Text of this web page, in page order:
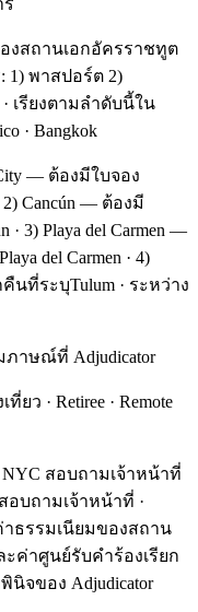
องสถานเอกอัครราชทูต
: 1) พาสปอร์ต 2)
· เรียงตามลำดับนี้ใน
· Bangkok
— ต้องมีใบจอง
Cancún — ต้องมี
3) Playa del Carmen —
del Carmen · 4)
นที่ระบุTulum · ระหว่าง
าษณ์ที่ Adjudicator
· Retiree · Remote
NYC สอบถามเจ้าหน้าที่
อบถามเจ้าหน้าที่ ·
าธรรมเนียมของสถาน
ะค่าศูนย์รับคำร้องเรียก
นิจของ Adjudicator